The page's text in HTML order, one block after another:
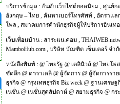
บริการข้อมูล : อันดับเว็บไซต์ยอดนิยม , ศูนย์ก
อังกฤษ – ไทย , ค้นหาเบอร์โทรศัพท์ , อัตราแล
โพล , สมาคมการค้านักธุรกิจผู้ให้บริการอินเท
เว็บเพื่อนบ้าน : สาระแน.คอม ,
MamboHub.com , บริษัท บัณฑิต เซ็นเตอร์ จำ
หนังสือพิมพ์ : @ ไทยรัฐ @ เดลินิวส์ @ ไทยโพ
ชัดลึก @ ดาราเดลี่ @ ผู้จัดการ @ ผู้จัดการรา
ธุรกิจ @ กรุงเทพธุรกิจ Biz week @ ฐานเศรษฐ
เนชั่น @ เนชั่นสุดสัปดาห์ @ สยามธุรกิจ @ กร